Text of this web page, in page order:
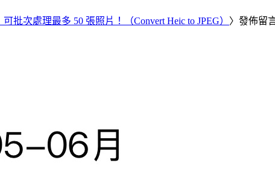
批次處理最多 50 張照片！（Convert Heic to JPEG） 〉發佈留